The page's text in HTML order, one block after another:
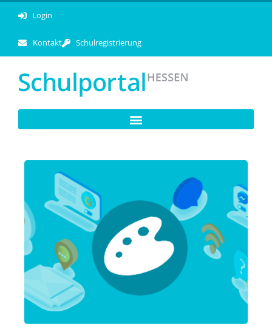
Login
Kontakt Schulregistrierung